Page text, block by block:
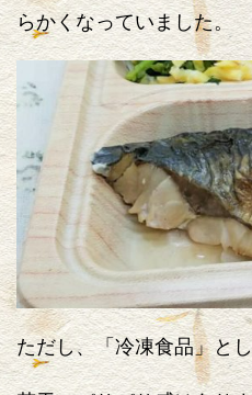
らかくなっていました。
ただし、「冷凍食品」と